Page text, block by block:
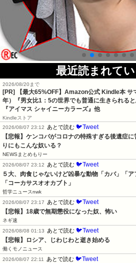
最近読まれて
2026/08/20まで
[PR]
【最大65%OFF】Amazon公式 Kindle本
年）『男女比1：5の世界でも普通に生きられる
『アイマス シャイニーカラーズ』他
Kindleストア
2026/08/07 23:12
あとで読む 🐦Tweet
【悲報】ケンコバがコロナの特殊すぎる後遺症
りにもこんな奴いる？
NEWSまとめもりー
2026/08/07 23:12
あとで読む 🐦Tweet
５大、肉食じゃないけど凶暴な動物「カバ」「ア
「コーカサスオオカブト」
哲学ニュースnwk
2026/08/07 23:17
あとで読む 🐦Tweet
【悲報】18歳で無期懲役になった奴、怖い
ネギ速
2026/08/08 01:13
あとで読む 🐦Tweet
【悲報】ロシア、じわじわと逝き始める
働くモノニュース
2026/08/07 22:11
あとで読む 🐦Tweet